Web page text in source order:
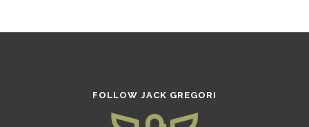
FOLLOW JACK GREGORI